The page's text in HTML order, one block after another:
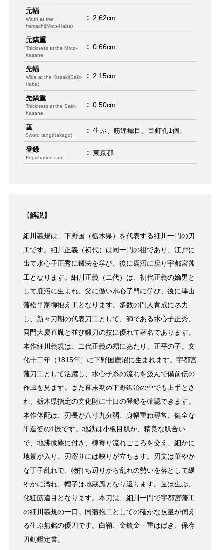
元幅
Width at the
hamachi(Moto-Haba)
: 2.62cm
元鎬重
Thickness at the Moto-
Kasane
: 0.66cm
先幅
Wide at the Kissaki(Saki-
Haba)
: 2.15cm
先鎬重
Thickness at the Saki-
Kasane
: 0.50cm
茎
Sword tang(Nakago)
: 生ぶ、筋違鑢目、目釘孔1個。
登録
Registration card
: 東京都
【解説】
細川義規は、下野国（栃木県）を代表する細川一門の刀
工です。細川正義（初代）は同一門の祖であり、江戸に
出て水心子正秀に鍛法を学び、後に鹿沼に戻り宇都宮藩
工となります。細川正義（二代）は、初代正義の嫡男と
して鹿沼に生まれ、父に倣い水心子門に学び、後に津山
藩松平家御抱え工となります。多数の門人育成に尽力
し、新々刀期の代表刀工として、師である水心子正秀、
同門大慶直胤と並び鍛刀の技に優れて著名であります。
本作細川義規は、二代正義の甥にあたり、正平の子。文
化十二年（1815年）に下野国鹿沼に生まれます。宇都宮
藩刀工として活躍し、水心子系の流れを汲んで備前伝の
作風を見ます。また幕末期の下野鍛冶の中でも上手とさ
れ、栃木県指定の文化財に十口の登録を確認できます。
本作体配は、刃長が八寸九分弱、身幅重ね尋常、健全な
平造姿の1振です。地鉄は小板目肌が、精良な肌合い
で、地沸微塵に付き、棟寄り流れごころを交え、細かに
地景が入り、刃寄りには映りが立ちます。刃文は華やか
な丁子乱れで、物打ち辺りから乱れの勢いを落として緩
やかに湾れ、帽子は地蔵風となり返ります。茎は生ぶ、
化粧筋違目となります。本刀は、細川一門で宇都宮藩工
の細川義規の一口。同藩抱工としての確かな技量が伺え
る生ぶ無銘の優刀です。白鞘、金鍍金一重はばき、保存
刀剣鑑定書。